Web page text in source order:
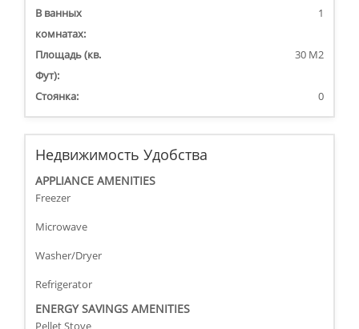
В ванных
комнатах:
1
Площадь (кв.
Фут):
30 M2
Стоянка: 0
Недвижимость Удобства
APPLIANCE AMENITIES
Freezer
Microwave
Washer/Dryer
Refrigerator
ENERGY SAVINGS AMENITIES
Pellet Stove